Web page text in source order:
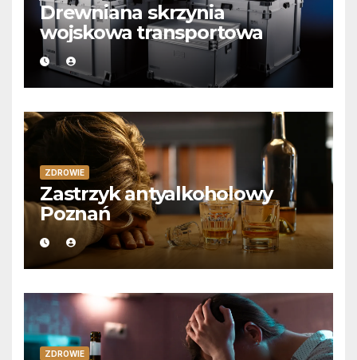
Drewniana skrzynia
wojskowa transportowa
ZDROWIE
Zastrzyk antyalkoholowy
Poznań
ZDROWIE